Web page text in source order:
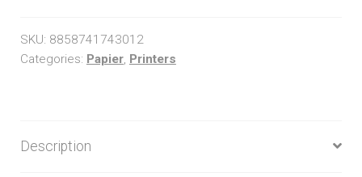
quantity
SKU: 8858741743012
Categories: Papier, Printers
Description